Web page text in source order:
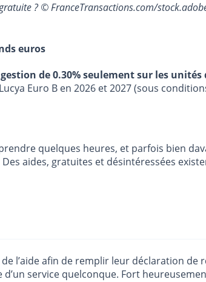
? © FranceTransactions.com/
euros
de 0.30% seulement sur les unités
Euro B en 2026 et 2027 (sous
quelques heures, et parfois bien
aides, gratuites et désintéressées
l’aide afin de remplir leur déclaration
service quelconque. Fort